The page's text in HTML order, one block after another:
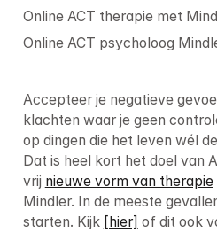
Accepteer je negatieve
klachten waar je geen
op dingen die het leven wél
Dat is heel kort het doel van
vrij nieuwe vorm van therapie
Mindler. In de meeste
starten. Kijk [hier] of dit ook
Online ACT therapie met
Online ACT psycholoog